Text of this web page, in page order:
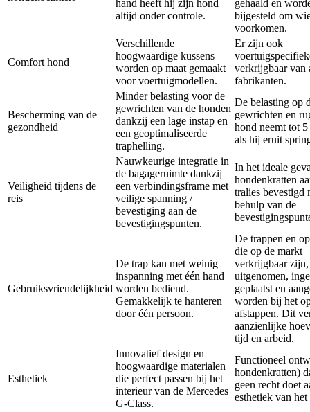
hand heeft hij zijn hond
altijd onder controle.
gehaald en
bijgesteld om
voorkomen.
Comfort hond
Verschillende
hoogwaardige kussens
worden op maat gemaakt
voor voertuigmodellen.
Er zijn ook
verkrijgbaar van
fabrikanten.
Bescherming van de
gezondheid
Minder belasting voor de
gewrichten van de honden
dankzij een lage instap en
een geoptimaliseerde
traphelling.
De belasting op
gewrichten en
hond neemt tot
als hij eruit
Veiligheid tijdens de
reis
Nauwkeurige integratie in
de bagageruimte dankzij
een verbindingsframe met
veilige spanning /
bevestiging aan de
bevestigingspunten.
In het ideale
hondenkratten
tralies bevestigd
behulp van de
Gebruiksvriendelijkheid
De trap kan met weinig
inspanning met één hand
worden bediend.
Gemakkelijk te hanteren
door één persoon.
De trappen en
die op de markt
verkrijgbaar zijn,
uitgenomen,
geplaatst en
worden bij het
afstappen. Dit
aanzienlijke
tijd en arbeid.
Esthetiek
Innovatief design en
hoogwaardige materialen
die perfect passen bij het
interieur van de Mercedes
G-Class.
Functioneel
hondenkratten)
geen recht doet
esthetiek van